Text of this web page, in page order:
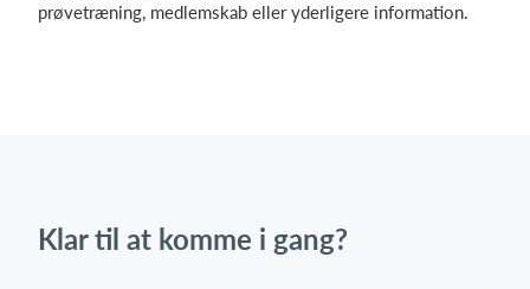
prøvetræning, medlemskab eller yderligere information.
Klar til at komme i gang?